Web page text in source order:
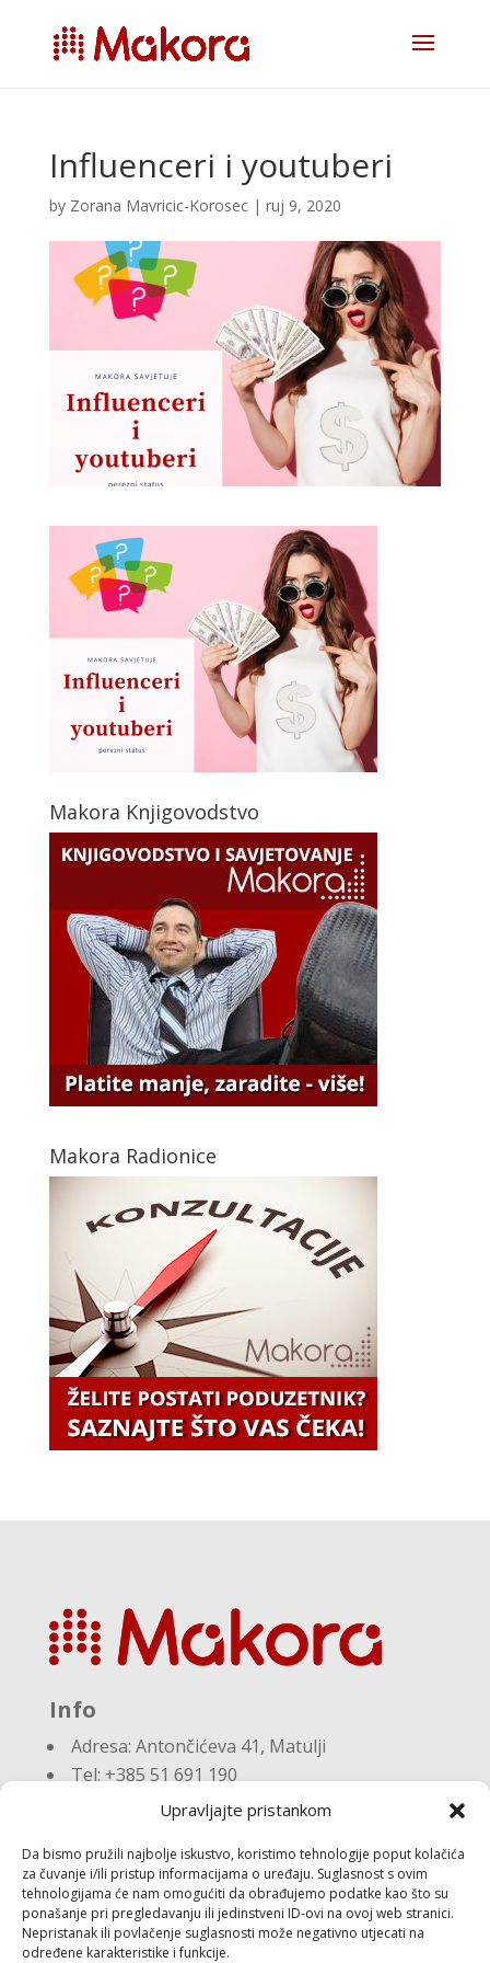
Upravljajte pristankom
Da bismo pružili najbolje iskustvo, koristimo tehnologije poput kolačića
za čuvanje i/ili pristup informacijama o uređaju. Suglasnost s ovim
tehnologijama će nam omogućiti da obrađujemo podatke kao što su
ponašanje pri pregledavanju ili jedinstveni ID-ovi na ovoj web stranici.
Nepristanak ili povlačenje suglasnosti može negativno utjecati na
određene karakteristike i funkcije.
Influenceri i youtuberi
by Zorana Mavricic-Korosec| ruj 9, 2020
Makora Knjigovodstvo
Makora Radionice
Info
Adresa: Antončićeva 41, Matulji
Tel: +385 51 691 190
Email:knjigovodstvo@makora.hr
Dokumenti
Pravila privatnosti
Politika kolačića (EU)